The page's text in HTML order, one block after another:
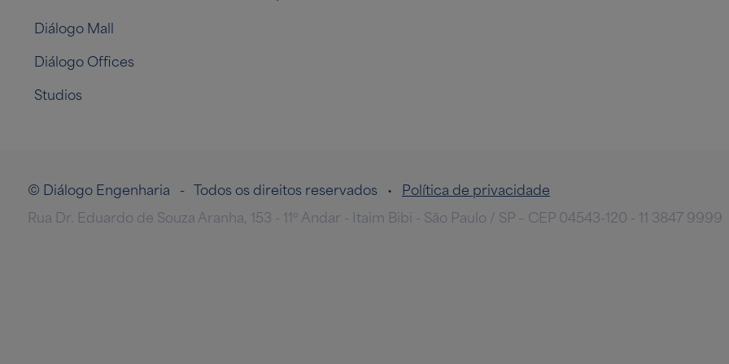
Diálogo Mall
Diálogo Offices
Studios
© Diálogo Engenharia - Todos os direitos reservados • Política de privacidade
Rua Dr. Eduardo de Souza Aranha, 153 - 11º Andar - Itaim Bibi - São Paulo / SP – CEP 04543-120 - 11 3847 9999